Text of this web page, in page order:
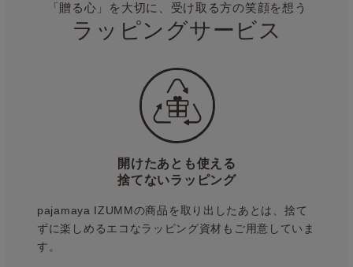
「贈る心」を大切に、受け取る方の笑顔を想う
ラッピングサービス
開けたあとも使える
捨てないラッピング
pajamaya IZUMMの商品を取り出したあとは、捨て
ずに楽しめるエコなラッピング資材もご用意していま
す。